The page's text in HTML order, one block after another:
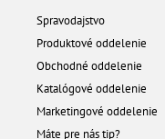
Spravodajstvo
Produktové oddelenie
Obchodné oddelenie
Katalógové oddelenie
Marketingové oddelenie
Máte pre nás tip?